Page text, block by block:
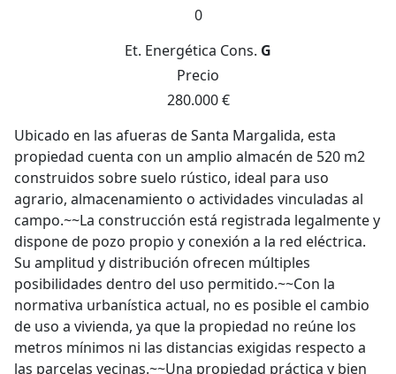
0
Et. Energética Cons. G
Precio
280.000 €
Ubicado en las afueras de Santa Margalida, esta
propiedad cuenta con un amplio almacén de 520 m2
construidos sobre suelo rústico, ideal para uso
agrario, almacenamiento o actividades vinculadas al
campo.~~La construcción está registrada legalmente y
dispone de pozo propio y conexión a la red eléctrica.
Su amplitud y distribución ofrecen múltiples
posibilidades dentro del uso permitido.~~Con la
normativa urbanística actual, no es posible el cambio
de uso a vivienda, ya que la propiedad no reúne los
metros mínimos ni las distancias exigidas respecto a
las parcelas vecinas.~~Una propiedad práctica y bien